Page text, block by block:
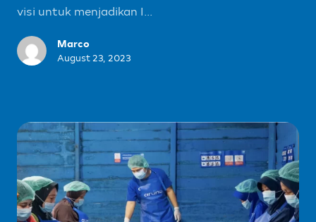
visi untuk menjadikan I...
Marco
August 23, 2023